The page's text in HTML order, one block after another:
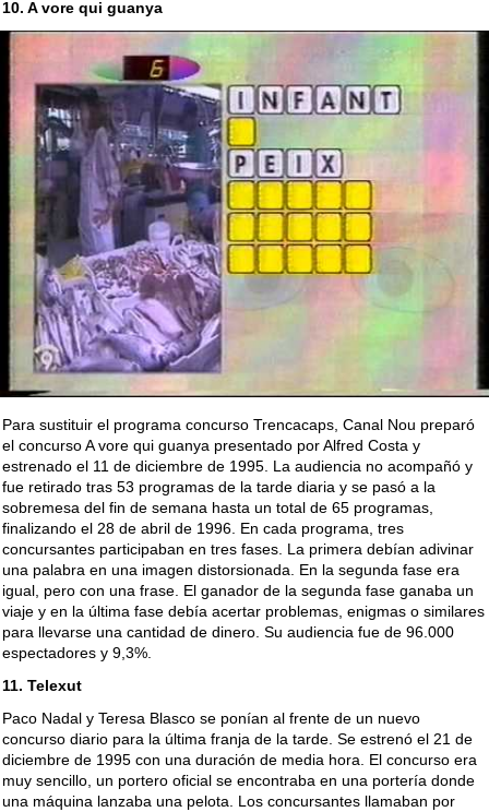
10. A vore qui guanya
Para sustituir el programa concurso Trencacaps, Canal Nou preparó
el concurso A vore qui guanya presentado por Alfred Costa y
estrenado el 11 de diciembre de 1995. La audiencia no acompañó y
fue retirado tras 53 programas de la tarde diaria y se pasó a la
sobremesa del fin de semana hasta un total de 65 programas,
finalizando el 28 de abril de 1996. En cada programa, tres
concursantes participaban en tres fases. La primera debían adivinar
una palabra en una imagen distorsionada. En la segunda fase era
igual, pero con una frase. El ganador de la segunda fase ganaba un
viaje y en la última fase debía acertar problemas, enigmas o similares
para llevarse una cantidad de dinero. Su audiencia fue de 96.000
espectadores y 9,3%.
11. Telexut
Paco Nadal y Teresa Blasco se ponían al frente de un nuevo
concurso diario para la última franja de la tarde. Se estrenó el 21 de
diciembre de 1995 con una duración de media hora. El concurso era
muy sencillo, un portero oficial se encontraba en una portería donde
una máquina lanzaba una pelota. Los concursantes llamaban por